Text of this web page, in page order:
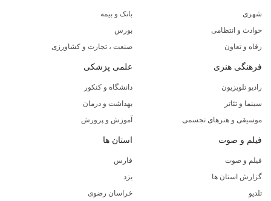
شهری
حوادث و انتظامی
رفاه و تعاون
بانک و بیمه
بورس
صنعت ، تجارت و کشاورزی
فرهنگی هنری
رادیو تلویزیون
سینما و تئاتر
موسیقی و هنرهای تجسمی
علمی پزشکی
دانشگاه و کنکور
بهداشت و درمان
آموزش و پرورش
فیلم و صوت
فیلم و صوت
گزارش استان ها
تلدیو
استان ها
فارس
یزد
خراسان رضوی